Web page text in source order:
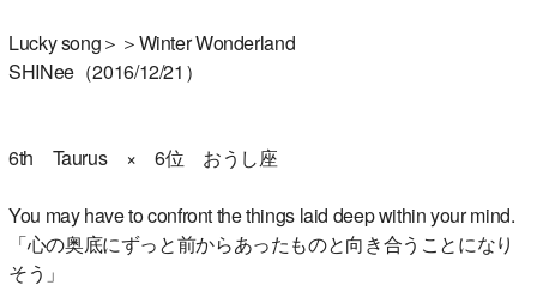
Lucky song＞＞Winter Wonderland
SHINee（2016/12/21）
6th Taurus × 6位 おうし座
You may have to confront the things laid deep within your mind.
「心の奥底にずっと前からあったものと向き合うことになり
そう」